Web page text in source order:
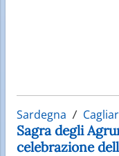
Sardegna
Sagra degli
celebrazione